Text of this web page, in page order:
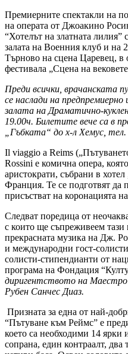
Премиерните спектакли на
на операта от Джоакино
“Хотелът на златната
залата на Военния клуб и на
Търново на сцена Царевец, в
фестивала „Сцена на
Преди всички, врачанската
се наслади на предпремиерно
залата на Драматично-
19.00ч. Билетите вече са в
„Гъбката“ до х-л Хемус,
Il viaggio a Reims
Rossini е комична опера,
аристократи, събрани в
Франция. Те се подготвят да
присъстват на коронацията
Следват поредица от
с които ще съпреживеем тази
прекрасната музика на Дж.
и международни гост-
солисти-стипендианти от
програма на Фондация
диригентството на
Рубен Санчес Диаз.
Призната за една от най-
“Пътуване към Реймс” е
което са необходими 14 ярки
сопрана, един контраалт, два